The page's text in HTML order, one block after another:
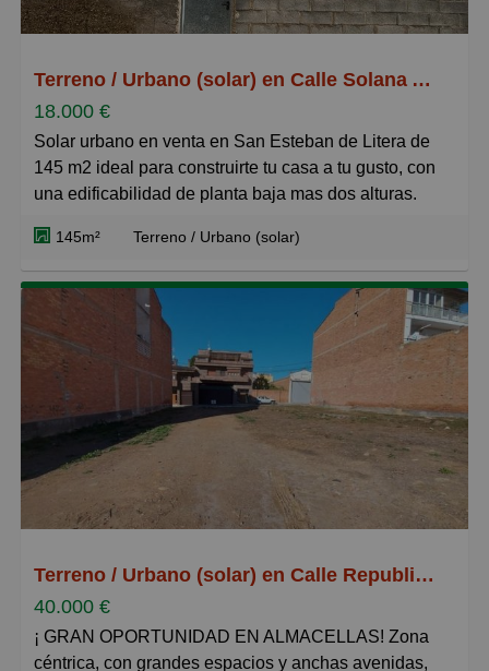
Terreno / Urbano (solar) en Calle Solana Alta 10, San Esteban de Litera
18.000 €
Solar urbano en venta en San Esteban de Litera de
145 m2 ideal para construirte tu casa a tu gusto, con
una edificabilidad de planta baja mas dos alturas.
145m² Terreno / Urbano (solar)
Terreno / Urbano (solar) en Calle Republica Argentina 24, Almacelles
40.000 €
¡ GRAN OPORTUNIDAD EN ALMACELLAS! Zona
céntrica, con grandes espacios y anchas avenidas,